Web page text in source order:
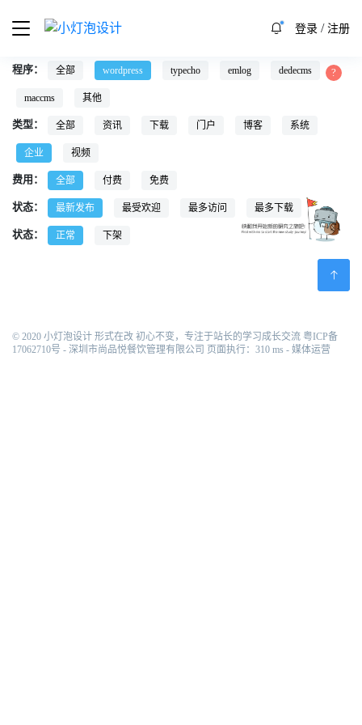
登录/ 注册
程序： 全部 wordpress typecho emlog dedecms
maccms 其他
类型： 全部 资讯 下载 门户 博客 系统
企业 视频
费用： 全部 付费 免费
状态： 最新发布 最受欢迎 最多访问 最多下载
状态： 正常 下架
© 2020 小灯泡设计 形式在改 初心不变，专注于站长的学习成长交流 粤ICP备
17062710号 - 深圳市尚品悦餐饮管理有限公司 页面执行：310 ms - 媒体运营